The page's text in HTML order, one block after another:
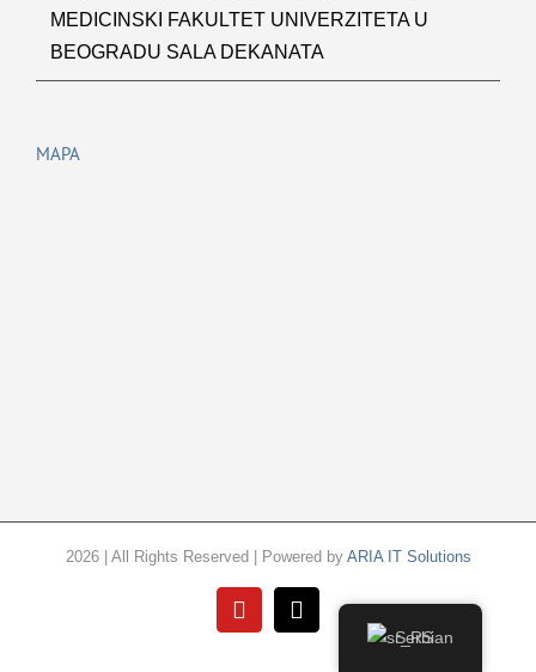
MEDICINSKI FAKULTET UNIVERZITETA U
BEOGRADU SALA DEKANATA
MAPA
2026 | All Rights Reserved | Powered by ARIA IT Solutions
YouTubeEmail
Serbian